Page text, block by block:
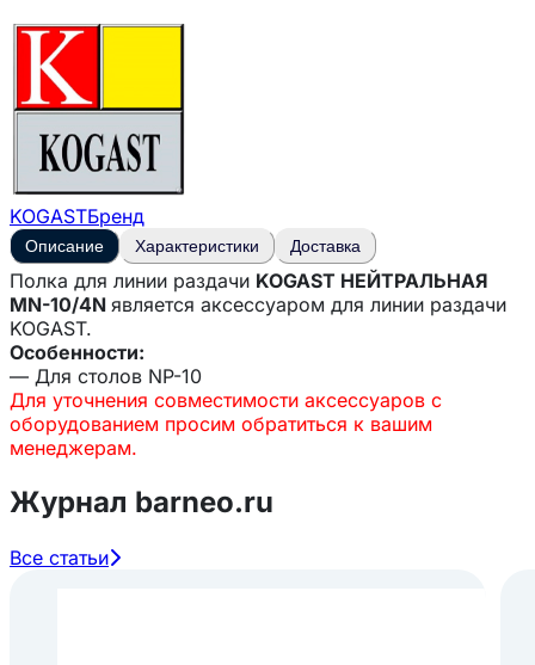
KOGASTБренд
Описание Характеристики Доставка
Полка для линии раздачи KOGAST НЕЙТРАЛЬНАЯ
MN-10/4N является аксессуаром для линии раздачи
KOGAST.
Особенности:
— Для столов NP-10
Для уточнения совместимости аксессуаров с
оборудованием просим обратиться к вашим
менеджерам.
Журнал barneo.ru
Все статьи